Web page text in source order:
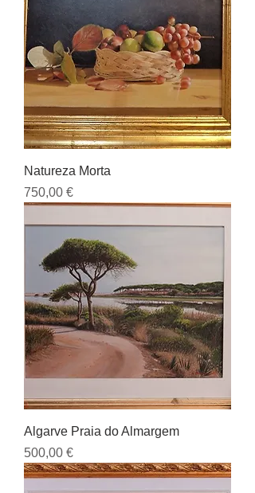
Natureza Morta
Preço
750,00 €
Algarve Praia do Almargem
Preço
500,00 €